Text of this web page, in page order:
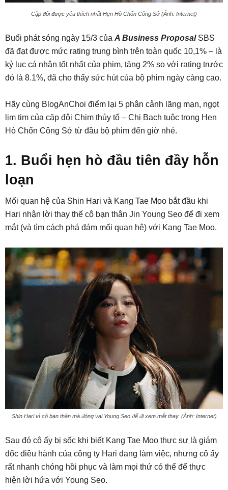
Cặp đôi được yêu thích nhất Hẹn Hò Chốn Công Sở (Ảnh: Internet)
Buổi phát sóng ngày 15/3 của A Business ProposalSBS
đã đạt được mức rating trung bình trên toàn quốc 10,1% – là
kỷ lục cá nhân tốt nhất của phim, tăng 2% so với rating trước
đó là 8.1%, đã cho thấy sức hút của bộ phim ngày càng cao.
Hãy cùng BlogAnChoi điểm lại 5 phân cảnh lãng mạn, ngọt
lịm tim của cặp đôi Chim thủy tổ – Chị Bạch tuộc trong Hẹn
Hò Chốn Công Sở từ đầu bộ phim đến giờ nhé.
1. Buổi hẹn hò đầu tiên đầy hỗn
loạn
Mối quan hệ của Shin Hari và Kang Tae Moo bắt đầu khi
Hari nhận lời thay thế cô bạn thân Jin Young Seo để đi xem
mắt (và tìm cách phá đám mối quan hệ) với Kang Tae Moo.
Shin Hari vì cô bạn thân mà đóng vai Young Seo để đi xem mắt thay. (Ảnh: Internet)
Sau đó cô ấy bị sốc khi biết Kang Tae Moo thực sự là giám
đốc điều hành của công ty Hari đang làm việc, nhưng cô ấy
rất nhanh chóng hồi phục và làm mọi thứ có thể để thực
hiện lời hứa với Young Seo.